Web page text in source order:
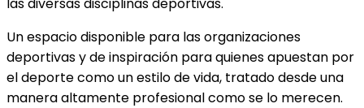
Un espacio disponible para las organizaciones
deportivas y de inspiración para quienes apuestan por
el deporte como un estilo de vida, tratado desde una
manera altamente profesional como se lo merecen.